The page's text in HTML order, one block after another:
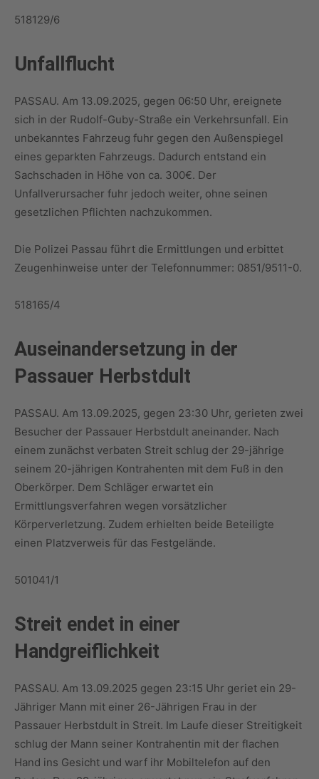
518129/6
Unfallflucht
PASSAU. Am 13.09.2025, gegen 06:50 Uhr, ereignete
sich in der Rudolf-Guby-Straße ein Verkehrsunfall. Ein
unbekanntes Fahrzeug fuhr gegen den Außenspiegel
eines geparkten Fahrzeugs. Dadurch entstand ein
Sachschaden in Höhe von ca. 300€. Der
Unfallverursacher fuhr jedoch weiter, ohne seinen
gesetzlichen Pflichten nachzukommen.
Die Polizei Passau führt die Ermittlungen und erbittet
Zeugenhinweise unter der Telefonnummer: 0851/9511-0.
518165/4
Auseinandersetzung in der
Passauer Herbstdult
PASSAU. Am 13.09.2025, gegen 23:30 Uhr, gerieten zwei
Besucher der Passauer Herbstdult aneinander. Nach
einem zunächst verbaten Streit schlug der 29-jährige
seinem 20-jährigen Kontrahenten mit dem Fuß in den
Oberkörper. Dem Schläger erwartet ein
Ermittlungsverfahren wegen vorsätzlicher
Körperverletzung. Zudem erhielten beide Beteiligte
einen Platzverweis für das Festgelände.
501041/1
Streit endet in einer
Handgreiflichkeit
PASSAU. Am 13.09.2025 gegen 23:15 Uhr geriet ein 29-
Jähriger Mann mit einer 26-Jährigen Frau in der
Passauer Herbstdult in Streit. Im Laufe dieser Streitigkeit
schlug der Mann seiner Kontrahentin mit der flachen
Hand ins Gesicht und warf ihr Mobiltelefon auf den